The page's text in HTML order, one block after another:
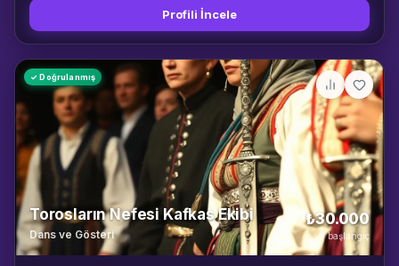
Profili İncele
✓ Doğrulanmış
Torosların Nefesi Kafkas Ekibi
Dans ve Gösteri
₺30.000
başlangıç